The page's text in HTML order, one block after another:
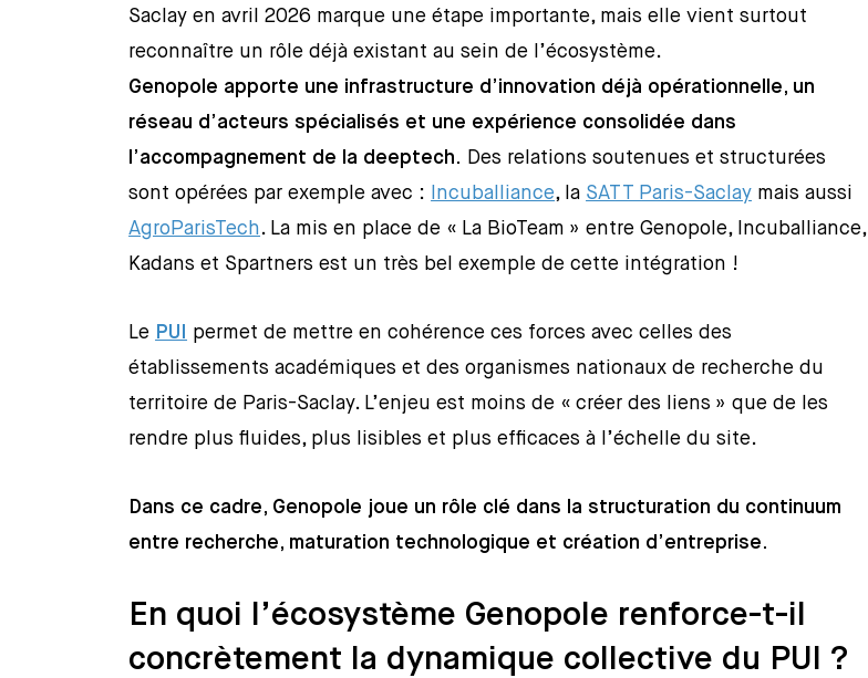
Saclay en avril 2026 marque une étape importante, mais elle vient surtout
reconnaître un rôle déjà existant au sein de l’écosystème.
Genopole apporte une infrastructure d’innovation déjà opérationnelle, un
réseau d’acteurs spécialisés et une expérience consolidée dans
l’accompagnement de la deeptech. Des relations soutenues et structurées
sont opérées par exemple avec :
Incuballiance, la SATT Paris-Saclay mais aussi
AgroParisTech. La mis en place de « La BioTeam » entre Genopole, Incuballiance,
Kadans et Spartners est un très bel exemple de cette intégration !
Le PUI
permet de mettre en cohérence ces forces avec celles des
établissements académiques et des organismes nationaux de recherche du
territoire de Paris-Saclay. L’enjeu est moins de « créer des liens » que de les
rendre plus fluides, plus lisibles et plus efficaces à l’échelle du site.
Dans ce cadre, Genopole joue un rôle clé dans la structuration du continuum
entre recherche, maturation technologique et création d’entreprise.
En quoi l’écosystème Genopole renforce-t-il
concrètement la dynamique collective du PUI ?